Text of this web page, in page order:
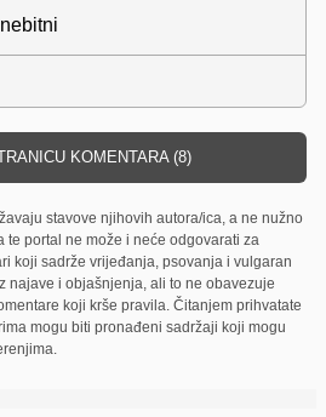
KOMENTARA (8)
stavove njihovih autora/ica, a ne nužno
te portal ne može i neće odgovarati za
koji sadrže vrijeđanja, psovanja i vulgaran
najave i objašnjenja, ali to ne obavezuje
koji krše pravila. Čitanjem prihvatate
mogu biti pronađeni sadržaji koji mogu